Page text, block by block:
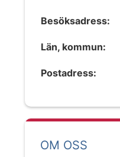
Besöksadress:
Län, kommun:
Postadress:
OM OSS